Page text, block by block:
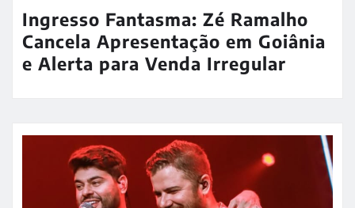
Ingresso Fantasma: Zé Ramalho
Cancela Apresentação em Goiânia
e Alerta para Venda Irregular